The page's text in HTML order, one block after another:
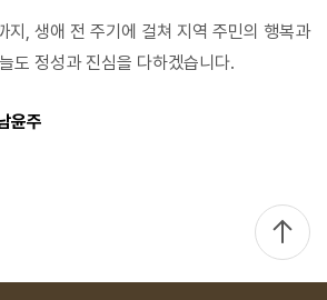
지, 생애 전 주기에 걸쳐 지역 주민의 행복과
도 정성과 진심을 다하겠습니다.
윤주